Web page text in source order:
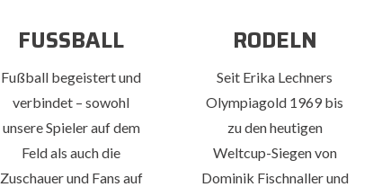
FUSSBALL
Fußball begeistert und
verbindet – sowohl
unsere Spieler auf dem
Feld als auch die
Zuschauer und Fans auf
RODELN
Seit Erika Lechners
Olympiagold 1969 bis
zu den heutigen
Weltcup-Siegen von
Dominik Fischnaller und